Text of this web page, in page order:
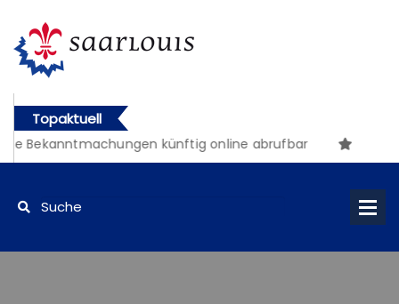
Topaktuell
Bekanntmachungen künftig online abrufbar